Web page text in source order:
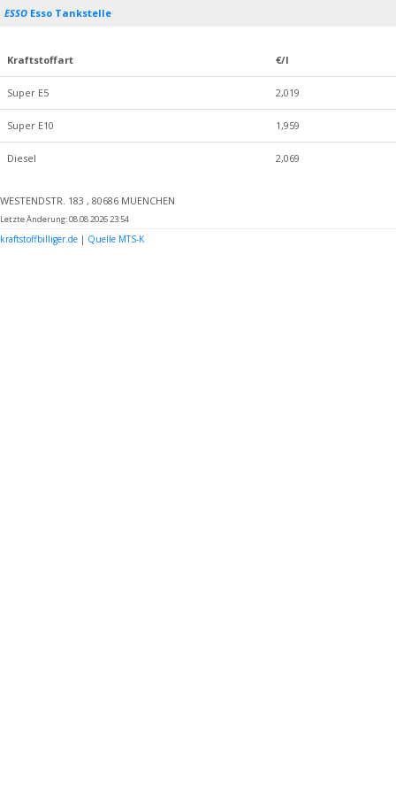
ESSO Esso Tankstelle
Kraftstoffart €/l
Super E5 2,019
Super E10 1,959
Diesel 2,069
WESTENDSTR. 183 , 80686 MUENCHEN
Letzte Änderung: 08.08.2026 23:54
kraftstoffbilliger.de | Quelle MTS-K